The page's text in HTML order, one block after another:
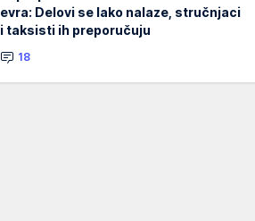
evra: Delovi se lako nalaze, stručnjaci
i taksisti ih preporučuju
18